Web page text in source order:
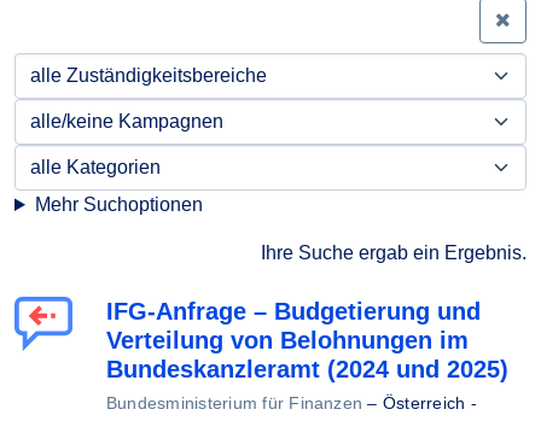
Mehr Suchoptionen
Ihre Suche ergab ein Ergebnis.
IFG-Anfrage – Budgetierung und
Verteilung von Belohnungen im
Bundeskanzleramt (2024 und 2025)
Bundesministerium für Finanzen – Österreich -